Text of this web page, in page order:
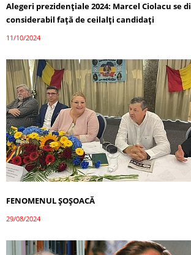
Alegeri prezidențiale 2024: Marcel Ciolacu se
considerabil față de ceilalți candidați
11/10/2024
FENOMENUL ȘOȘOACĂ
29/08/2024